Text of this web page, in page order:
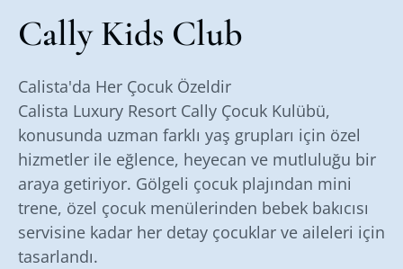
Cally Kids Club
Calista'da Her Çocuk Özeldir
Calista Luxury Resort Cally Çocuk Kulübü,
konusunda uzman farklı yaş grupları için özel
hizmetler ile eğlence, heyecan ve mutluluğu bir
araya getiriyor. Gölgeli çocuk plajından mini
trene, özel çocuk menülerinden bebek bakıcısı
servisine kadar her detay çocuklar ve aileleri için
tasarlandı.